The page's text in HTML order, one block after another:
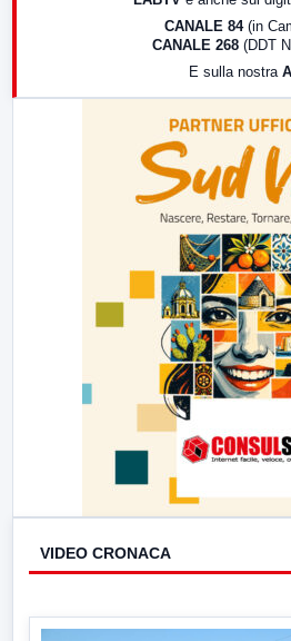
CANALE 84 (in
CANALE 268 (DDT
E sulla nostra
VIDEO CRONACA